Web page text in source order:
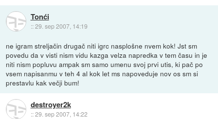
Tonći
::29. sep 2007, 14:19
ne igram streljačin drugač niti igrc nasplošne nvem kok! Jst sm
povedu da v visti nism vidu kazga velza napredka v tem času in je
niti nism popluvu ampak sm samo umenu svoj prvi utis, ki pač po
vsem napisanmu v teh 4 al kok let ms napoveduje nov os sm si
prestavlu kak večji bum!
destroyer2k
::29. sep 2007, 14:22